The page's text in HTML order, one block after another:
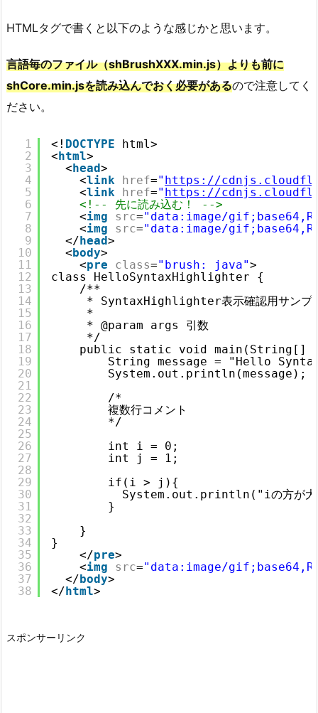
HTMLタグで書くと以下のような感じかと思います。
言語毎のファイル（shBrushXXX.min.js）よりも前に
shCore.min.jsを読み込んでおく必要があるので注意してく
ださい。
1
2
3
4
5
6
7
8
9
10
11
12
13
14
15
16
17
18
19
20
21
22
23
24
25
26
27
28
29
30
31
32
33
34
35
36
37
38
<! DOCTYPE
html>
<html>
<head>
<link href=" https://
<link href=" https://
<!-- 先に読み込む！ -->
<img src="data:image/
<img src="data:image/
</head>
<body>
<pre class="brush: java">
class HelloSyntaxHighlighter {
/**
* SyntaxHighlighter表示確認用サンプ
*
* @param args 引数
*/
public static void main(String[]
String message = "Hello
System.out.println(message); //
/*
複数行コメント
*/
int i = 0;
int j = 1;
if(i > j){
System.out.println("iの方が
}
}
}
</pre>
<img src="data:image/
</body>
</html>
スポンサーリンク